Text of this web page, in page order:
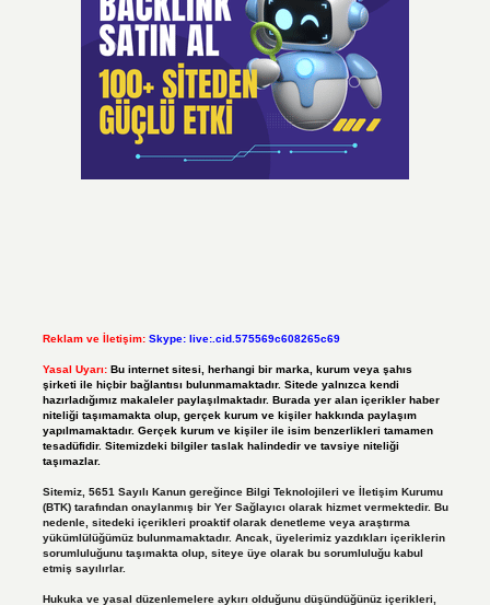
Reklam ve İletişim: Skype: live:.cid.575569c608265c69
Yasal Uyarı: Bu internet sitesi, herhangi bir marka, kurum veya şahıs
şirketi ile hiçbir bağlantısı bulunmamaktadır. Sitede yalnızca kendi
hazırladığımız makaleler paylaşılmaktadır. Burada yer alan içerikler haber
niteliği taşımamakta olup, gerçek kurum ve kişiler hakkında paylaşım
yapılmamaktadır. Gerçek kurum ve kişiler ile isim benzerlikleri tamamen
tesadüfidir. Sitemizdeki bilgiler taslak halindedir ve tavsiye niteliği
taşımazlar.
Sitemiz, 5651 Sayılı Kanun gereğince Bilgi Teknolojileri ve İletişim Kurumu
(BTK) tarafından onaylanmış bir Yer Sağlayıcı olarak hizmet vermektedir. Bu
nedenle, sitedeki içerikleri proaktif olarak denetleme veya araştırma
yükümlülüğümüz bulunmamaktadır. Ancak, üyelerimiz yazdıkları içeriklerin
sorumluluğunu taşımakta olup, siteye üye olarak bu sorumluluğu kabul
etmiş sayılırlar.
Hukuka ve yasal düzenlemelere aykırı olduğunu düşündüğünüz içerikleri,